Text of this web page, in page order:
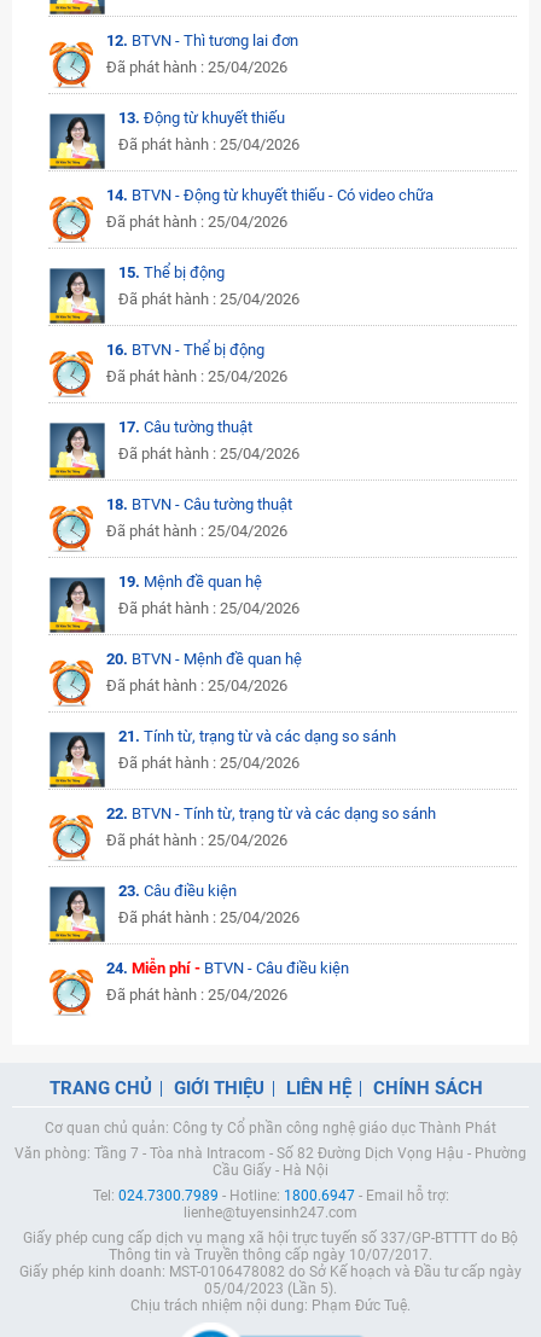
12. BTVN - Thì tương lai đơn
Đã phát hành : 25/04/2026
13. Động từ khuyết thiếu
Đã phát hành : 25/04/2026
14. BTVN - Động từ khuyết thiếu - Có video chữa
Đã phát hành : 25/04/2026
15. Thể bị động
Đã phát hành : 25/04/2026
16. BTVN - Thể bị động
Đã phát hành : 25/04/2026
17. Câu tường thuật
Đã phát hành : 25/04/2026
18. BTVN - Câu tường thuật
Đã phát hành : 25/04/2026
19. Mệnh đề quan hệ
Đã phát hành : 25/04/2026
20. BTVN - Mệnh đề quan hệ
Đã phát hành : 25/04/2026
21. Tính từ, trạng từ và các dạng so sánh
Đã phát hành : 25/04/2026
22. BTVN - Tính từ, trạng từ và các dạng so sánh
Đã phát hành : 25/04/2026
23. Câu điều kiện
Đã phát hành : 25/04/2026
24.Miễn phí - BTVN - Câu điều kiện
Đã phát hành : 25/04/2026
TRANG CHỦ GIỚI THIỆU LIÊN HỆ CHÍNH SÁCH
Cơ quan chủ quản: Công ty Cổ phần công nghệ giáo dục Thành Phát
Văn phòng: Tầng 7 - Tòa nhà Intracom - Số 82 Đường Dịch Vọng Hậu - Phường
Cầu Giấy - Hà Nội
Tel: 024.7300.7989 - Hotline: 1800.6947- Email hỗ trợ:
lienhe@tuyensinh247.com
Giấy phép cung cấp dịch vụ mạng xã hội trực tuyến số 337/GP-BTTTT do Bộ
Thông tin và Truyền thông cấp ngày 10/07/2017.
Giấy phép kinh doanh: MST-0106478082 do Sở Kế hoạch và Đầu tư cấp ngày
05/04/2023 (Lần 5).
Chịu trách nhiệm nội dung: Phạm Đức Tuệ.